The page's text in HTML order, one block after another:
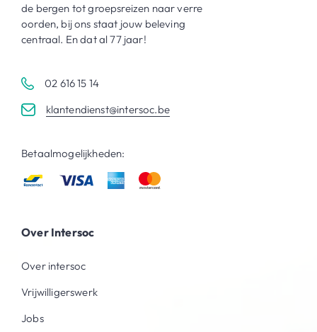
de bergen tot groepsreizen naar verre
oorden, bij ons staat jouw beleving
centraal. En dat al 77 jaar!
02 616 15 14
klantendienst@intersoc.be
Betaalmogelijkheden:
Over Intersoc
Over intersoc
Vrijwilligerswerk
Jobs